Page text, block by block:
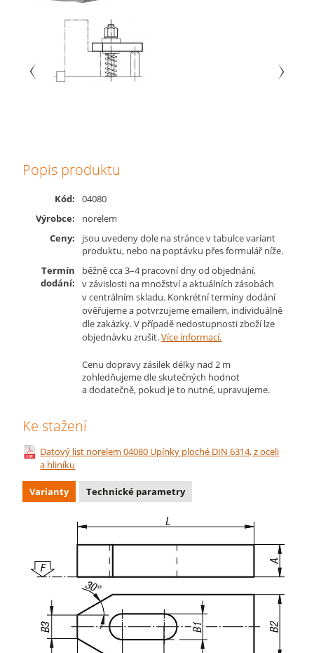
Popis produktu
Kód:
04080
Výrobce:
norelem
Ceny:
jsou uvedeny dole na stránce v tabulce variant
produktu, nebo na poptávku přes formulář níže.
Termín
dodání:
běžně cca 3–4 pracovní dny od objednání,
v závislosti na množství a aktuálních zásobách
v centrálním skladu. Konkrétní termíny dodání
ověřujeme a potvrzujeme emailem, individuálně
dle zakázky. V případě nedostupnosti zboží lze
objednávku zrušit.Více informací.
Cenu dopravy zásilek délky nad 2 m
zohledňujeme dle skutečných hodnot
a dodatečně, pokud je to nutné, upravujeme.
Ke stažení
Datový list norelem 04080 Upínky ploché DIN 6314, z oceli
a hliníku
Varianty Technické parametry